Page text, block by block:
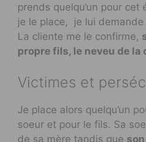
prends quelqu’un pour cet
je le place, je lui demande
La cliente me le confirme,
propre fils, le neveu de la
Victimes et
Je place alors quelqu’un
soeur et pour le fils. Sa
de sa mère tandis que